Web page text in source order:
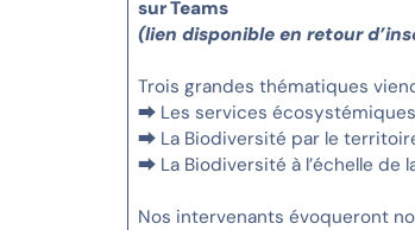
sur Teams
(lien disponible en retour
Trois grandes thématiques
⮕ Les services
⮕ La Biodiversité par le
⮕ La Biodiversité à l’échelle de
Nos intervenants évoqueront